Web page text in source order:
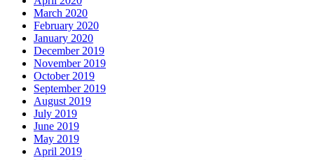
March 2020
February 2020
January 2020
December 2019
November 2019
October 2019
September 2019
August 2019
July 2019
June 2019
May 2019
April 2019